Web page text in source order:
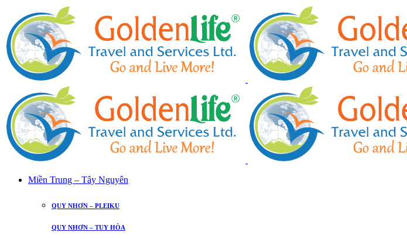
Miền Trung – Tây Nguyên
QUY NHƠN – PLEIKU
QUY NHƠN – TUY HÒA